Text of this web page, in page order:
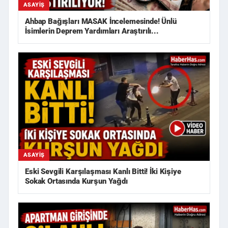
ASAYIŞ
Ahbap Bağışları MASAK İncelemesinde! Ünlü
İsimlerin Deprem Yardımları Araştırılı...
ASAYIŞ
Eski Sevgili Karşılaşması Kanlı Bitti! İki Kişiye
Sokak Ortasında Kurşun Yağdı